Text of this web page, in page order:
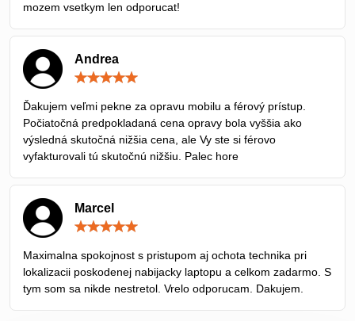
mozem vsetkym len odporucat!
Andrea
5
Ďakujem veľmi pekne za opravu mobilu a férový prístup.
Počiatočná predpokladaná cena opravy bola vyššia ako
výsledná skutočná nižšia cena, ale Vy ste si férovo
vyfakturovali tú skutočnú nižšiu. Palec hore
Marcel
5
Maximalna spokojnost s pristupom aj ochota technika pri
lokalizacii poskodenej nabijacky laptopu a celkom zadarmo. S
tym som sa nikde nestretol. Vrelo odporucam. Dakujem.